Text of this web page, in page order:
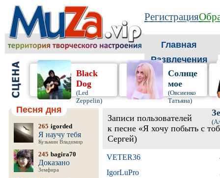
Регистрация
Главная
Развлечения
Black
Dog
(Led
Zeppelin)
Солнце
мое
(Овсиенко
Татьяна)
Песня дня
265 igorded
Я научу тебя
Кузьмин Владимир
245 bagira70
Доказано
Земфира
Записи пользователей
к песне «Я хочу побыть с
Сергей)
VETER36
IgorLuPro